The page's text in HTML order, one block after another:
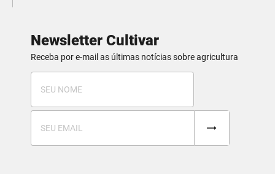
Newsletter Cultivar
Receba por e-mail as últimas notícias sobre agricultura